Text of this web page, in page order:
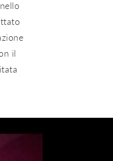
il